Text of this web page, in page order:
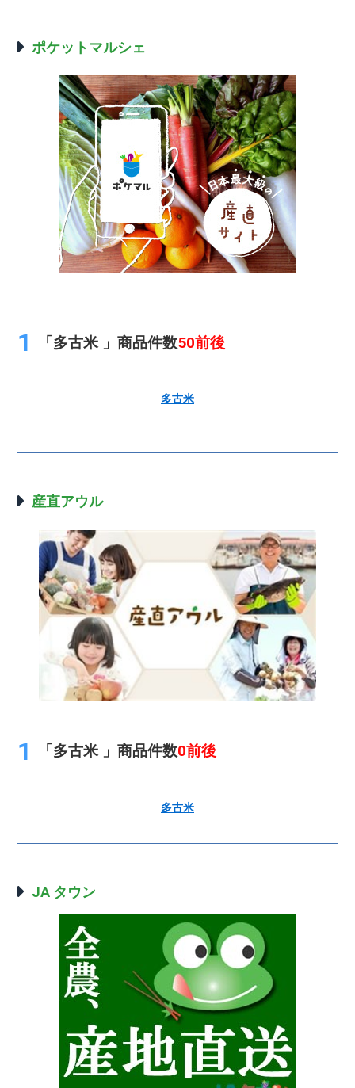
ポケットマルシェ
「多古米 」商品件数50前後
多古米
産直アウル
「多古米 」商品件数0前後
多古米
JA タウン